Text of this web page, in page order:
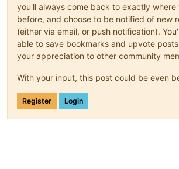
you'll always come back to exactly where
before, and choose to be notified of new
(either via email, or push notification).
able to save bookmarks and upvote
your appreciation to other community
With your input, this post could be even
Register Login